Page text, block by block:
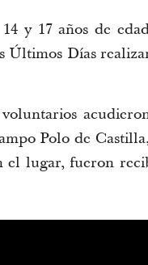
y 17 años de
Últimos Días
Polo de
lugar, fueron